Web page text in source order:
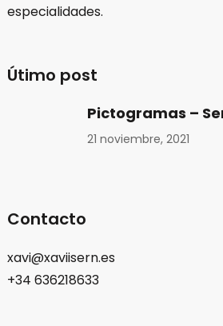
especialidades.
Útimo post
Pictogramas –
21 noviembre, 2021
Contacto
xavi@xaviisern.es
+34 636218633